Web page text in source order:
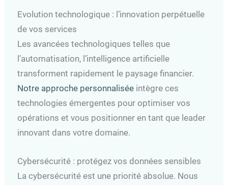
Evolution technologique : l’innovation perpétuelle
de vos services
Les avancées technologiques telles que
l’automatisation, l’intelligence artificielle
transforment rapidement le paysage financier.
Notre approche personnalisée intègre ces
technologies émergentes pour optimiser vos
opérations et vous positionner en tant que leader
innovant dans votre domaine.
Cybersécurité : protégez vos données sensibles
La cybersécurité est une priorité absolue. Nous